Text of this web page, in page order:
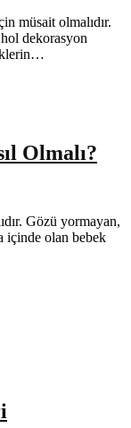
müsait olmalıdır.
dekorasyon
Olmalı?
Gözü yormayan,
içinde olan bebek